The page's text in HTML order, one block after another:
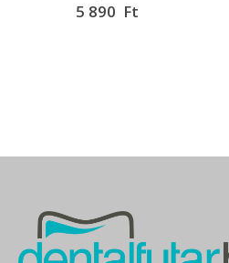
5 890 Ft